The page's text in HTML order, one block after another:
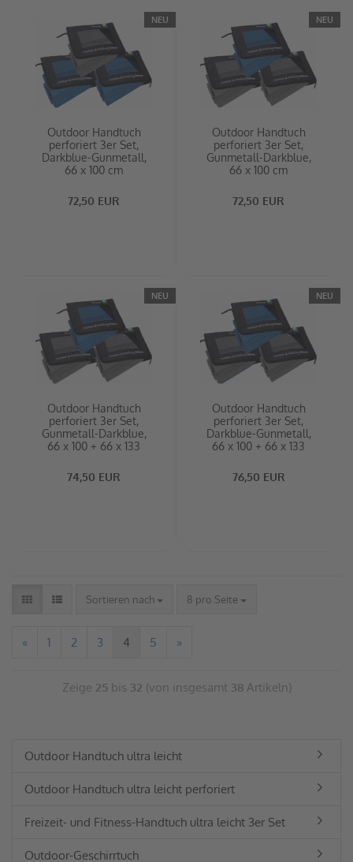
NEU
Outdoor Handtuch
perforiert 3er Set,
Darkblue-Gunmetall,
66 x 100 cm
72,50 EUR
NEU
Outdoor Handtuch
perforiert 3er Set,
Gunmetall-Darkblue,
66 x 100 cm
72,50 EUR
NEU
Outdoor Handtuch
perforiert 3er Set,
Gunmetall-Darkblue,
66 x 100 + 66 x 133
74,50 EUR
NEU
Outdoor Handtuch
perforiert 3er Set,
Darkblue-Gunmetall,
66 x 100 + 66 x 133
76,50 EUR
Sortieren nach 8 pro Seite
« 1 2 3 4 5 »
Zeige 25 bis 32 (von insgesamt 38Artikeln)
Outdoor Handtuch ultra leicht
Outdoor Handtuch ultra leicht perforiert
Freizeit- und Fitness-Handtuch ultra leicht 3er Set
Outdoor-Geschirrtuch